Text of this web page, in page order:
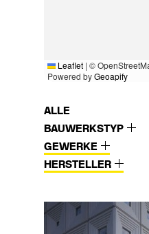
Leaflet | ©
Powered byGeoapify
ALLE
BAUWERKSTYP
GEWERKE
HERSTELLER